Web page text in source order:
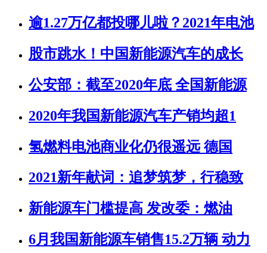
逾1.27万亿都投哪儿啦？2021年电池
股市跳水！中国新能源汽车的成长
公安部：截至2020年底 全国新能源
2020年我国新能源汽车产销均超1
氢燃料电池商业化仍很遥远 德国
2021新年献词：追梦筑梦，行稳致
新能源车门槛提高 发改委：燃油
6月我国新能源车销售15.2万辆 动力